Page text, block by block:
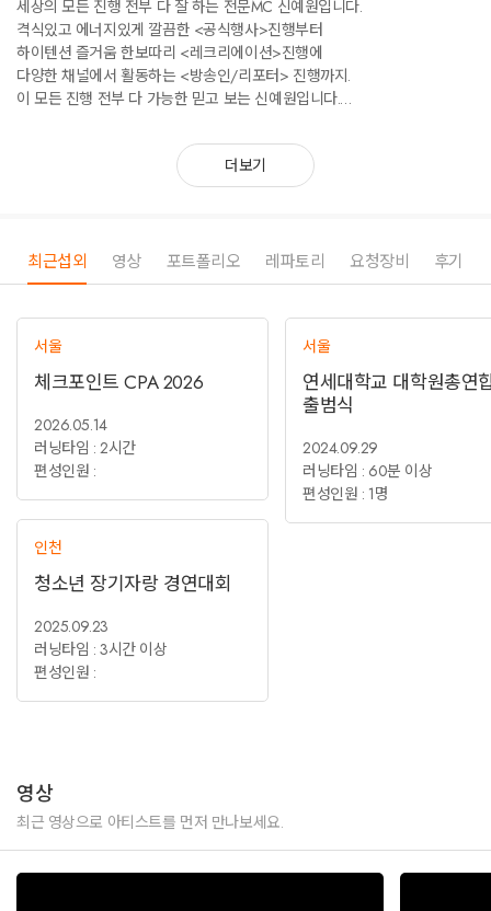
세상의 모든 진행 전부 다 잘 하는 전문MC 신예원입니다.
격식있고 에너지있게 깔끔한 <공식행사>진행부터
하이텐션 즐거움 한보따리 <레크리에이션>진행에
다양한 채널에서 활동하는 <방송인/리포터> 진행까지.
이 모든 진행 전부 다 가능한 믿고 보는 신예원입니다.
믿고 함께 해주심에 감사합니다.
더보기
최근섭외 영상 포트폴리오 레파토리 요청장비 후기
서울
체크포인트 CPA 2026
2026.05.14
러닝타임 : 2시간
편성인원 :
인천
청소년 장기자랑 경연대회
2025.09.23
러닝타임 : 3시간 이상
편성인원 :
서울
연세대학교 대학원총연
출범식
2024.09.29
러닝타임 : 60분 이상
편성인원 : 1명
영상
최근 영상으로 아티스트를 먼저 만나보세요.